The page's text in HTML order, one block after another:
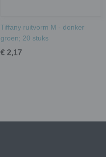
Tiffany ruitvorm M - donker
groen; 20 stuks
€ 2,17